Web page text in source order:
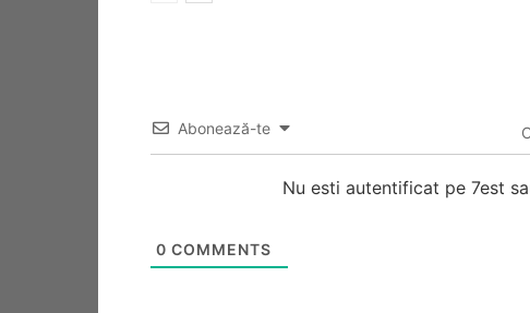
Abonează-te
Nu esti autentificat pe 7est
0 COMMENTS